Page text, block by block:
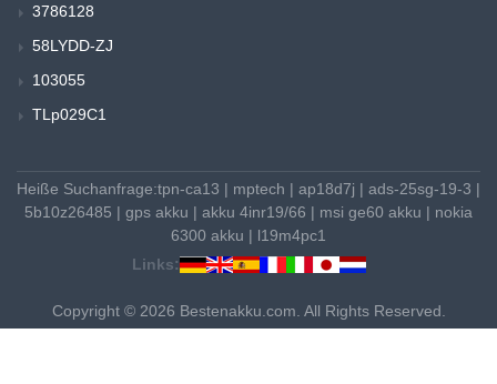
3786128
58LYDD-ZJ
103055
TLp029C1
Heiße Suchanfrage:tpn-ca13 | mptech | ap18d7j | ads-25sg-19-3 |
5b10z26485 | gps akku | akku 4inr19/66 | msi ge60 akku | nokia
6300 akku | l19m4pc1
Links:
Copyright © 2026 Bestenakku.com. All Rights Reserved.